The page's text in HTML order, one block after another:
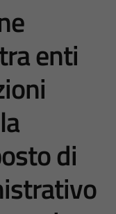
enti
di